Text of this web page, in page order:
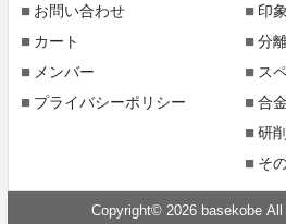
お問い合わせ
カート
メンバー
プライバシーポリシー
印
分
ス
合
研
そ
Copyright© 2026 basekobe All